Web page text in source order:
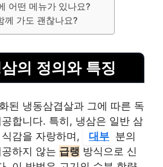
어떤 메뉴가 있나요?
께 가도 괜찮나요?
의 정의와 특징
된 냉동삼겹살과 그에 따른 독
합니다. 특히, 냉삼은 일반 삼
감을 자랑하며,
대부 분의
하지 않는 급랭 방식으로 신